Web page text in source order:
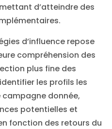
d’atteindre des
d’influence repose
compréhension des
plus fine des
les profils les
donnée,
potentielles et
fonction des retours du